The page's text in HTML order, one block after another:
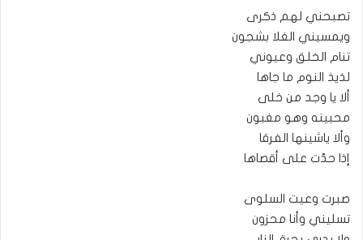
تصبحني لهم ذكرى
ويمسيني الغلا بشجون
تنام الخلق وعيوني
لذيذ النوم ما جاها
ألا يا وجد من خلى
محبينه وهو مغبون
وألا ياشينها الفرقا
إذا حدّت على أقصاها
صبرت وعيت السلوى
تسليني وأنا محزون